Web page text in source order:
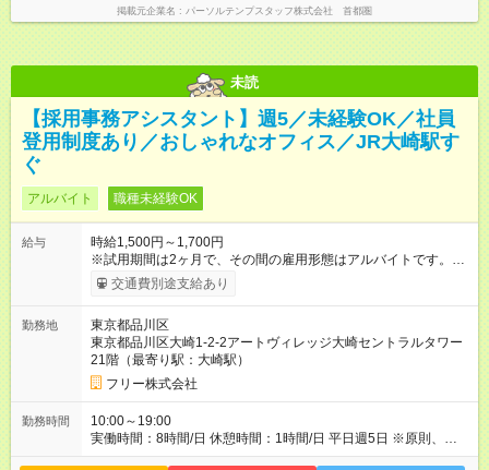
掲載元企業名 パーソルテンプスタッフ株式会社 首都圏
未読
【採用事務アシスタント】週5／未経験OK／社員
登用制度あり／おしゃれなオフィス／JR大崎駅す
ぐ
アルバイト 職種未経験OK
給与
時給1,500円～1,700円
※試用期間は2ヶ月で、その間の雇用形態はアルバイトです。そ
のほかの条件に変更はありません。 【試用期間】試用期間あり
試用期間の長さ：2ヶ月 雇用形態、給与は本採用時と同じです。
交通費別途支給あり
勤務地
東京都品川区
東京都品川区大崎1-2-2アートヴィレッジ大崎セントラルタワー
21階（最寄り駅：大崎駅）
フリー株式会社
勤務時間
10:00～19:00
実働時間：8時間/日 休憩時間：1時間/日 平日週5日 ※原則、大崎
オフィスへの出社勤務となります。 ※長期勤務が可能な方歓